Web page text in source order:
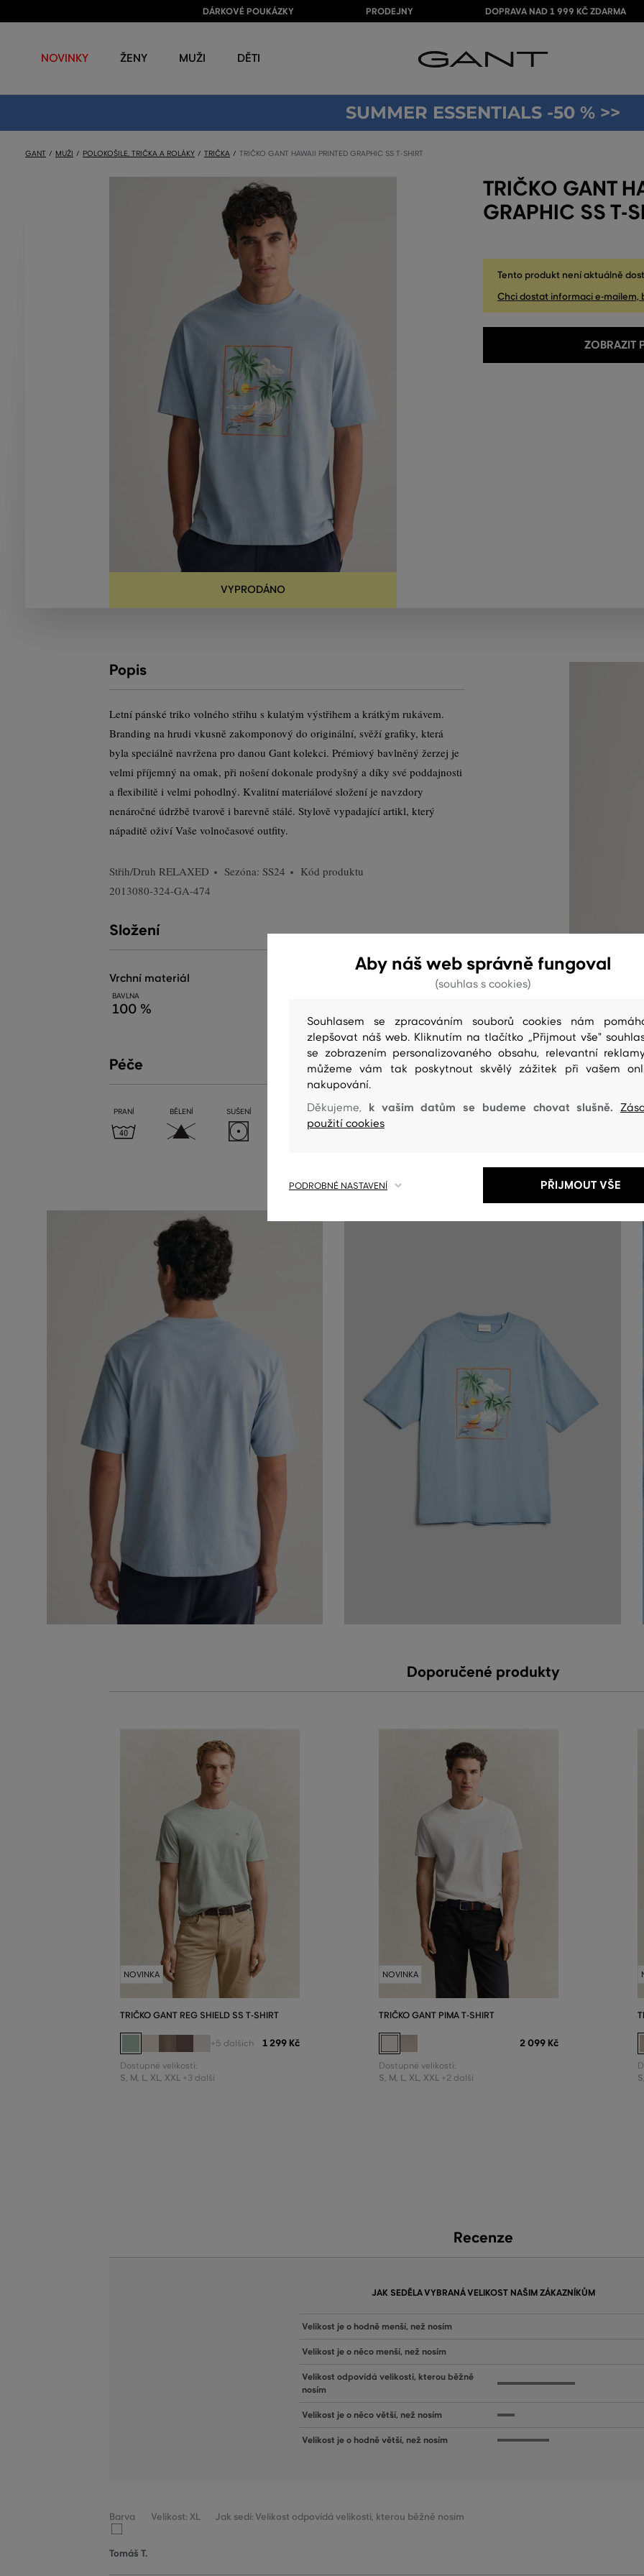
DÁRKOVÉ POUKÁZKY PRODEJNY DOPRAVA NAD 1 999 KČ ZDARMA
NOVINKY ŽENY MUŽI DĚTI
SUMMER ESSENTIALS -50 % >>
GANT MUŽI POLOKOŠILE, TRIČKA A ROLÁKY TRIČKA TRIČKO GANT HAWAII PRINTED GRAPHIC SS T-SHIRT
VYPRODÁNO
TRIČKO GANT
GRAPHIC SS T-
Tento produkt není aktuálně
Chci dostat informaci e-mailem,
ZOBRAZIT
Popis
Letní pánské triko volného střihu s kulatým výstřihem a krátkým rukávem.
Branding na hrudi vkusně zakomponový do originální, svěží grafiky, která
byla speciálně navržena pro danou Gant kolekci. Prémiový bavlněný žerzej je
velmi příjemný na omak, při nošení dokonale prodyšný a díky své poddajnosti
a flexibilitě i velmi pohodlný. Kvalitní materiálové složení je navzdory
nenáročné údržbě tvarově i barevně stálé. Stylově vypadající artikl, který
nápaditě oživí Vaše volnočasové outfity.
Střih/Druh RELAXED Sezóna: SS24
Kód produktu
2013080-324-GA-474
Složení
vrchní materiál
BAVLNA
100 %
Péče
PRANÍ BĚLENÍ SUŠENÍ ŽEHLENÍ ČIŠTENÍ
Doporučené produkty
NOVINKA
TRIČKO GANT REG SHIELD SS T-SHIRT
+5 ďalších 1 299 Kč
Dostupné velikosti:
S, M, L, XL, XXL +3 další
NOVINKA
TRIČKO GANT PIMA T-SHIRT
2 099 Kč
Dostupné velikosti:
S, M, L, XL, XXL +2 další S
Recenze
JAK SEDĚLA VYBRANÁ VELIKOST NAŠIM ZÁKAZNÍKŮM
Velikost je o hodně menší, než nosím
Velikost je o něco menší, než nosím
Velikost odpovídá velikosti, kterou běžně
nosím
Velikost je o něco větší, než nosím
Velikost je o hodně větší, než nosím
Barva Velikost: XL Jak sedí: Velikost odpovídá velikosti, kterou běžně nosím
Tomáš T.
Aby náš web správně fungoval
(souhlas s cookies)
Souhlasem se zpracováním souborů cookies nám
zlepšovat náš web. Kliknutím na tlačítko „Přijmout vše"
se zobrazením personalizovaného obsahu, relevantní
můžeme vám tak poskytnout skvělý zážitek při vašem
nakupování.
Děkujeme, k vašim datům se budeme chovat slušně.
použití cookies
PODROBNÉ NASTAVENÍ PŘIJMOUT VŠE